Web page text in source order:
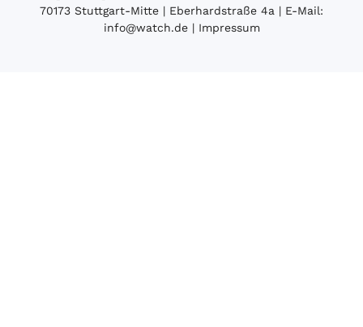
70173 Stuttgart-Mitte | Eberhardstraße 4a | E-Mail:
info@watch.de|Impressum